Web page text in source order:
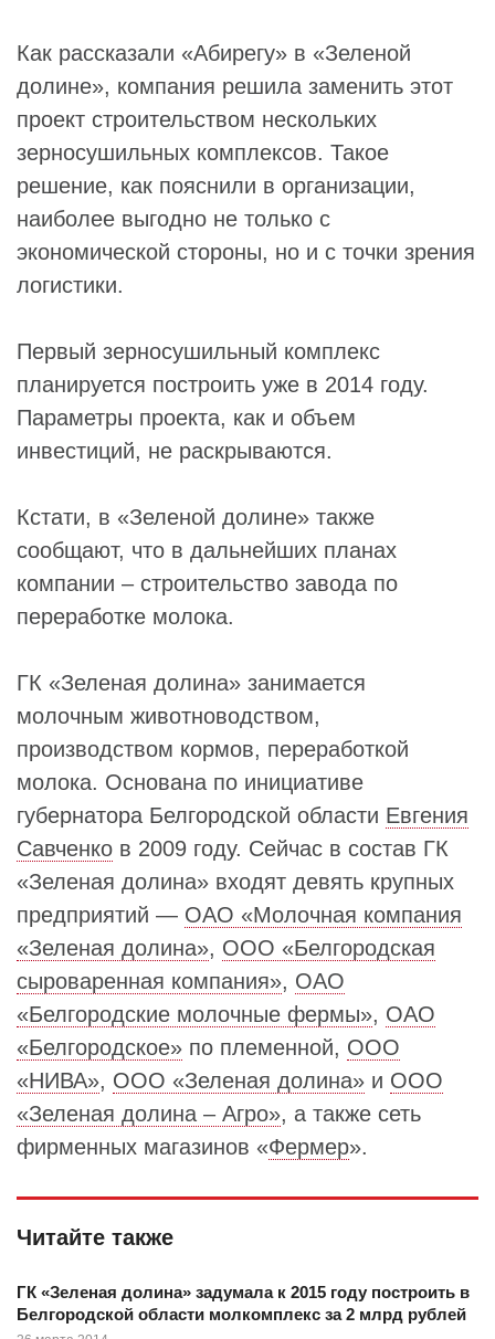
Как рассказали «Абирегу» в «Зеленой
долине», компания решила заменить этот
проект строительством нескольких
зерносушильных комплексов. Такое
решение, как пояснили в организации,
наиболее выгодно не только с
экономической стороны, но и с точки зрения
логистики.
Первый зерносушильный комплекс
планируется построить уже в 2014 году.
Параметры проекта, как и объем
инвестиций, не раскрываются.
Кстати, в «Зеленой долине» также
сообщают, что в дальнейших планах
компании – строительство завода по
переработке молока.
ГК «Зеленая долина» занимается
молочным животноводством,
производством кормов, переработкой
молока. Основана по инициативе
губернатора Белгородской области Евгения
Савченко в 2009 году. Сейчас в состав ГК
«Зеленая долина» входят девять крупных
предприятий — ОАО «Молочная компания
«Зеленая долина», ООО «Белгородская
сыроваренная компания», ОАО
«Белгородские молочные фермы», ОАО
«Белгородское» по племенной, ООО
«НИВА», ООО «Зеленая долина» и ООО
«Зеленая долина – Агро», а также сеть
фирменных магазинов «Фермер».
Читайте также
ГК «Зеленая долина» задумала к 2015 году построить в
Белгородской области молкомплекс за 2 млрд рублей